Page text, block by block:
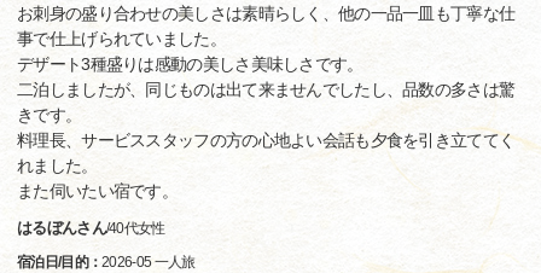
お刺身の盛り合わせの美しさは素晴らしく、他の一品一皿も丁寧な仕
事で仕上げられていました。
デザート3種盛りは感動の美しさ美味しさです。
二泊しましたが、同じものは出て来ませんでしたし、品数の多さは驚
きです。
料理長、サービススタッフの方の心地よい会話も夕食を引き立ててく
れました。
また伺いたい宿です。
はるぼんさん/40代女性
宿泊日/目的：2026-05 一人旅